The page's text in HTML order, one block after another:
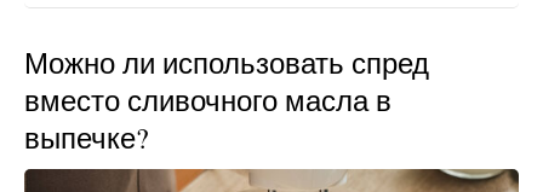
Можно ли использовать спред
вместо сливочного масла в
выпечке?